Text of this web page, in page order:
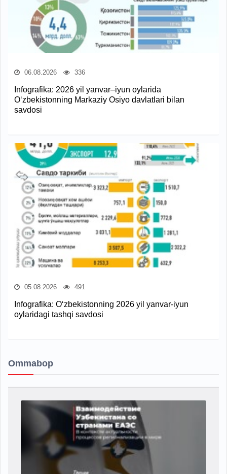
06.08.2026 336
Infografika: 2026 yil yanvar–iyun oylarida
O‘zbekistonning Markaziy Osiyo davlatlari bilan
savdosi
05.08.2026 491
Infografika: O‘zbekistonning 2026 yil yanvar-iyun
oylaridagi tashqi savdosi
Ommabop